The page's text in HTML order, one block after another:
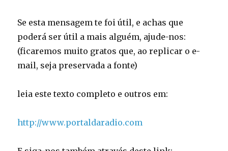
Se esta mensagem te foi útil, e achas que
poderá ser útil a mais alguém, ajude-nos:
(ficaremos muito gratos que, ao replicar o e-
mail, seja preservada a fonte)
leia este texto completo e outros em:
http://www.portaldaradio.com